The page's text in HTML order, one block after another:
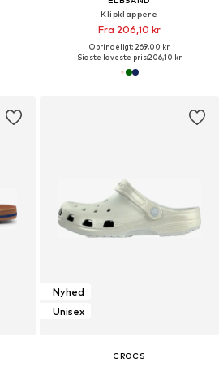
Klipklappere
Fra 206,10 kr
Oprindeligt: 269,00 kr
Sidste laveste pris:206,10 kr
Nyhed
Unisex
CROCS